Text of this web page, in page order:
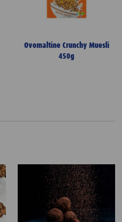
Ovomaltine Crunchy Muesli
450g